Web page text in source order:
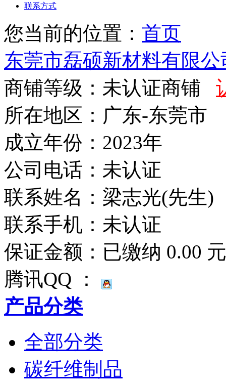
联系方式
您当前的位置： 首页
东莞市磊硕新材料有限公
商铺等级：未认证商铺
所在地区：广东-东莞市
成立年份：2023年
公司电话： 未认证
联系姓名：梁志光(先生)
联系手机： 未认证
保证金额： 已缴纳 0.00 元
腾讯QQ ：
产品分类
全部分类
碳纤维制品